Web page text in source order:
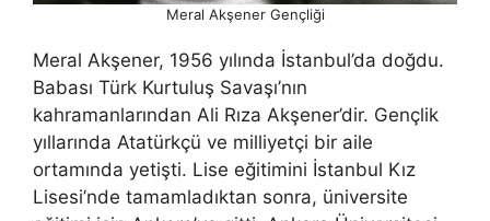
Meral Akşener Gençliği
Meral Akşener, 1956 yılında İstanbul’da doğdu.
Babası Türk Kurtuluş Savaşı’nın
kahramanlarından Ali Rıza Akşener’dir. Gençlik
yıllarında Atatürkçü ve milliyetçi bir aile
ortamında yetişti. Lise eğitimini İstanbul Kız
Lisesi’nde tamamladıktan sonra, üniversite